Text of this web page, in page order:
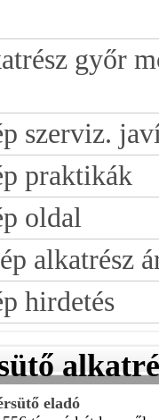
győr
szerviz.
praktikák
oldal
alkatrész
hirdetés
eladó